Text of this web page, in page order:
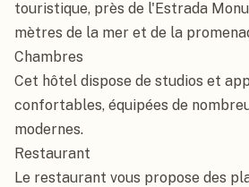
touristique, près de l'Estrada
mètres de la mer et de la
Chambres
Cet hôtel dispose de studios et
confortables, équipées de
modernes.
Restaurant
Le restaurant vous propose des